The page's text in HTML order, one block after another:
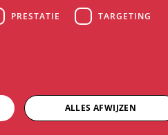
PRESTATIE TARGETING
ALLES AFWIJZEN